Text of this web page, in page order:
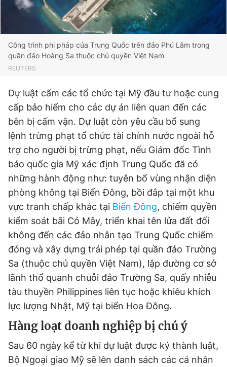
Công trình phi pháp của Trung Quốc trên đảo Phú Lâm trong
quần đảo Hoàng Sa thuộc chủ quyền Việt Nam
REUTERS
Dự luật cấm các tổ chức tại Mỹ đầu tư hoặc cung
cấp bảo hiểm cho các dự án liên quan đến các
bên bị cấm vận. Dự luật còn yêu cầu bổ sung
lệnh trừng phạt tổ chức tài chính nước ngoài hỗ
trợ cho người bị trừng phạt, nếu Giám đốc Tình
báo quốc gia Mỹ xác định Trung Quốc đã có
những hành động như: tuyên bố vùng nhận diện
phòng không tại Biển Đông, bồi đắp tại một khu
vực tranh chấp khác tại Biển Đông, chiếm quyền
kiểm soát bãi Cỏ Mây, triển khai tên lửa đất đối
không đến các đảo nhân tạo Trung Quốc chiếm
đóng và xây dựng trái phép tại quần đảo Trường
Sa (thuộc chủ quyền Việt Nam), lập đường cơ sở
lãnh thổ quanh chuỗi đảo Trường Sa, quấy nhiễu
tàu thuyền Philippines liên tục hoặc khiêu khích
lực lượng Nhật, Mỹ tại biển Hoa Đông.
Hàng loạt doanh nghiệp bị chú ý
Sau 60 ngày kể từ khi dự luật được ký thành luật,
Bộ Ngoại giao Mỹ sẽ lên danh sách các cá nhân